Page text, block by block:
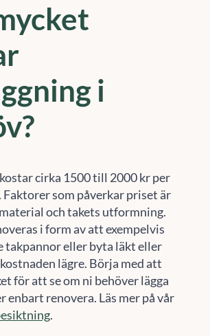
i
cirka 1500 till 2000 kr per
Faktorer som påverkar priset är
och takets utformning.
i form av att exempelvis
takpannor eller byta läkt eller
lägre. Börja med att
för att se om ni behöver lägga
enbart renovera. Läs mer på vår
.